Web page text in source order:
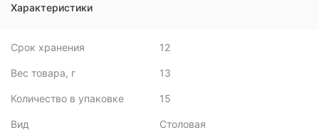
Характеристики
Срок хранения 12
Вес товара, г 13
Количество в упаковке 15
Вид Столовая